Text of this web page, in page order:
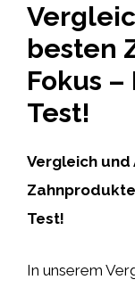
besten
Fokus
Test!
Vergleich und
Test!
In unserem